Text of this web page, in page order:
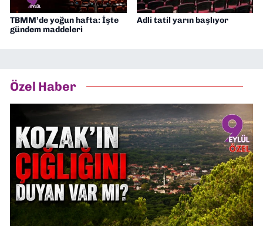
TBMM’de yoğun hafta: İşte
gündem maddeleri
Adli tatil yarın başlıyor
Özel Haber